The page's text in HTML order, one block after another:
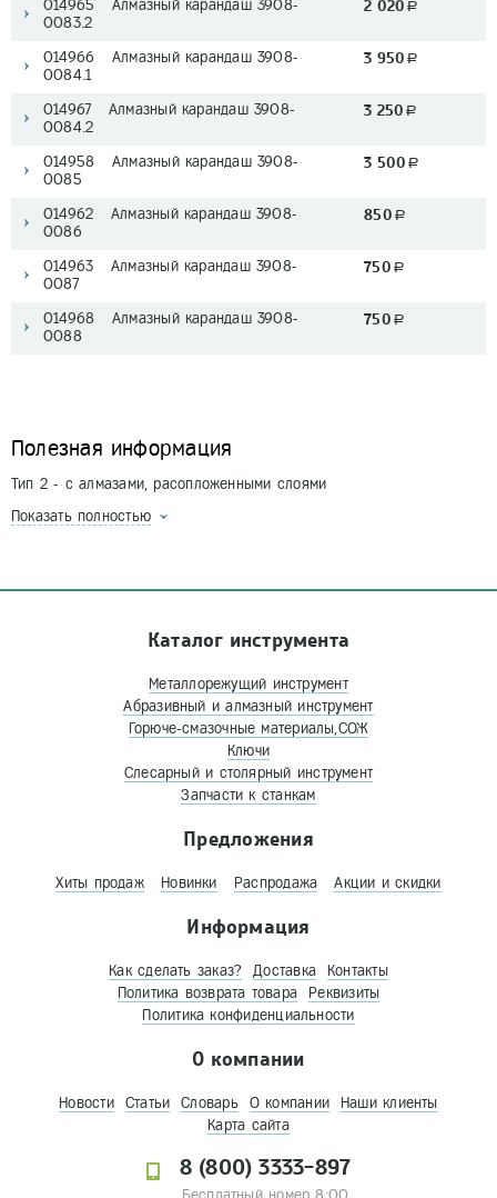
014965 Алмазный карандаш 3908-
0083.2
2 020 a
014966 Алмазный карандаш 3908-
0084.1
3 950 a
014967 Алмазный карандаш 3908-
0084.2
3 250 a
014958 Алмазный карандаш 3908-
0085
3 500 a
014962 Алмазный карандаш 3908-
0086
850 a
014963 Алмазный карандаш 3908-
0087
750 a
014968 Алмазный карандаш 3908-
0088
750 a
Полезная информация
Тип 2 - с алмазами, расопложенными слоями
Показать полностью
Каталог инструмента
Металлорежущий инструмент
Абразивный и алмазный инструмент
Горюче-смазочные материалы,СОЖ
Ключи
Слесарный и столярный инструмент
Запчасти к станкам
Предложения
Хиты продаж Новинки Распродажа Акции и скидки
Информация
Как сделать заказ? Доставка
Контакты
Политика возврата товара
Реквизиты
Политика конфиденциальности
О компании
Новости Статьи Словарь О компании
Наши клиенты
Карта сайта
8 (800) 3333-897